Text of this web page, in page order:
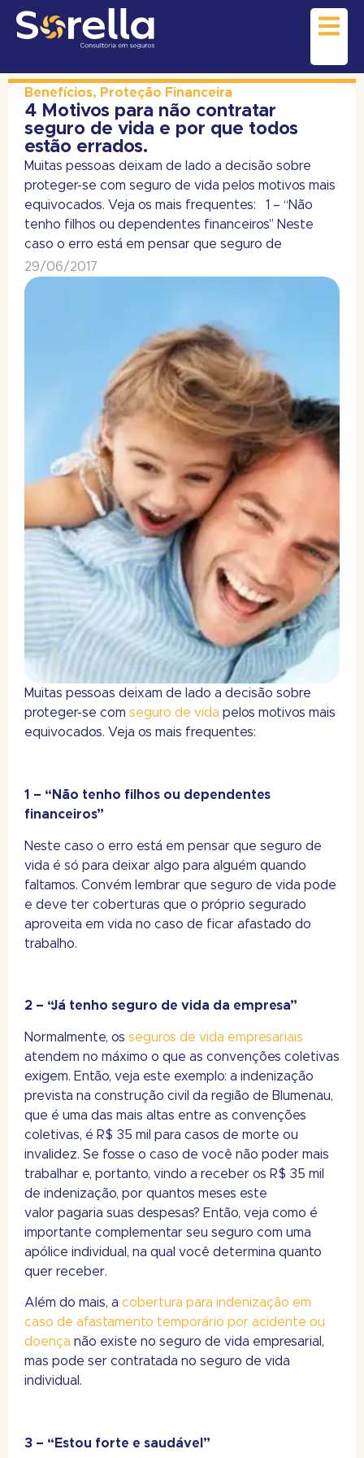
Benefícios, Proteção Financeira
4 Motivos para não contratar
seguro de vida e por que todos
estão errados.
Muitas pessoas deixam de lado a decisão sobre
proteger-se com seguro de vida pelos motivos mais
equivocados. Veja os mais frequentes: 1 – “Não
tenho filhos ou dependentes financeiros” Neste
caso o erro está em pensar que seguro de
29/06/2017
Muitas pessoas deixam de lado a decisão sobre
proteger-se com seguro de vida pelos motivos mais
equivocados. Veja os mais frequentes:
1 – “Não tenho filhos ou dependentes
financeiros”
Neste caso o erro está em pensar que seguro de
vida é só para deixar algo para alguém quando
faltamos. Convém lembrar que seguro de vida pode
e deve ter coberturas que o próprio segurado
aproveita em vida no caso de ficar afastado do
trabalho.
2 – “Já tenho seguro de vida da empresa”
Normalmente, os seguros de vida empresariais
atendem no máximo o que as convenções coletivas
exigem. Então, veja este exemplo: a indenização
prevista na construção civil da região de Blumenau,
que é uma das mais altas entre as convenções
coletivas, é R$ 35 mil para casos de morte ou
invalidez. Se fosse o caso de você não poder mais
trabalhar e, portanto, vindo a receber os R$ 35 mil
de indenização, por quantos meses este
valor pagaria suas despesas? Então, veja como é
importante complementar seu seguro com uma
apólice individual, na qual você determina quanto
quer receber.
Além do mais, a cobertura para indenização em
caso de afastamento temporário por acidente ou
doença não existe no seguro de vida empresarial,
mas pode ser contratada no seguro de vida
individual.
3 – “Estou forte e saudável”